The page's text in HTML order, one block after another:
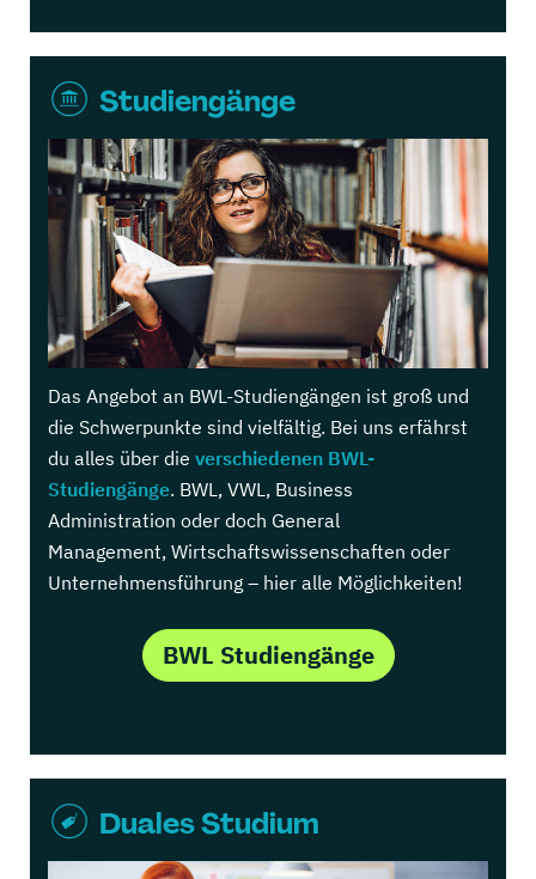
Studiengänge
Das Angebot an BWL-Studiengängen ist groß und
die Schwerpunkte sind vielfältig. Bei uns erfährst
du alles über die verschiedenen BWL-
Studiengänge. BWL, VWL, Business
Administration oder doch General
Management, Wirtschaftswissenschaften oder
Unternehmensführung – hier alle Möglichkeiten!
BWL Studiengänge
Duales Studium